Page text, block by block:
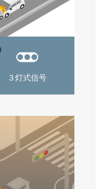
３灯式信号